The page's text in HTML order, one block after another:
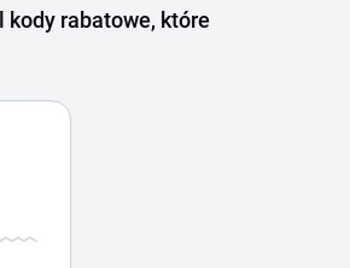
kody rabatowe, które